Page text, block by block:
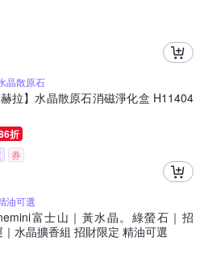
晶散原石
赫拉】水晶散原石消磁淨化盒 H11404
折
券
油可選
富士山｜黃水晶。綠螢石｜招
｜水晶擴香組 招財限定 精油可選